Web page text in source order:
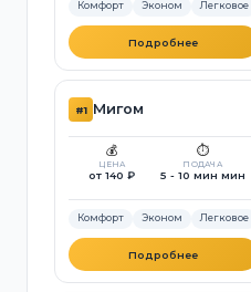
Комфорт Эконом Легковое
Подробнее
#1 Мигом
💰
ЦЕНА
от 140 ₽
⏱️
ПОДАЧА
5 - 10 мин мин
Комфорт Эконом Легковое
Подробнее